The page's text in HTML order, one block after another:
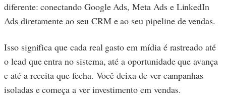
diferente: conectando Google Ads, Meta Ads e LinkedIn
Ads diretamente ao seu CRM e ao seu pipeline de vendas.
Isso significa que cada real gasto em mídia é rastreado até
o lead que entra no sistema, até a oportunidade que avança
e até a receita que fecha. Você deixa de ver campanhas
isoladas e começa a ver investimento em vendas.